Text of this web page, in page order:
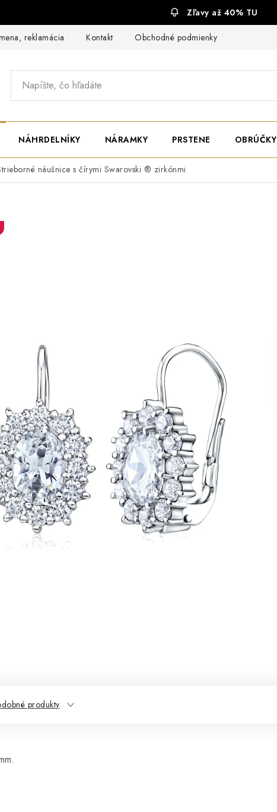
Zľavy až 40% TU
reklamácia Kontakt Obchodné podmienky
NÁHRDELNÍKY NÁRAMKY PRSTENE OBRÚČKY
náušnice s čírymi Swarovski ® zirkónmi
produkty